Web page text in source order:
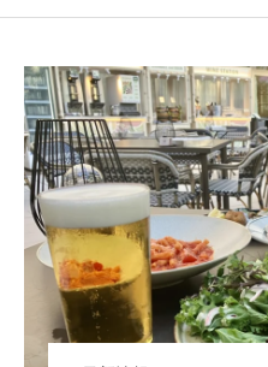
NEW POST
最新情報
【hibana編集部注目！】飲食店